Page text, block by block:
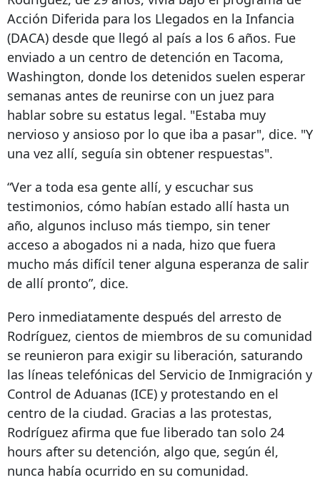
Acción Diferida para los Llegados en la Infancia
(DACA) desde que llegó al país a los 6 años. Fue
enviado a un centro de detención en Tacoma,
Washington, donde los detenidos suelen esperar
semanas antes de reunirse con un juez para
hablar sobre su estatus legal. "Estaba muy
nervioso y ansioso por lo que iba a pasar", dice. "Y
una vez allí, seguía sin obtener respuestas".
“Ver a toda esa gente allí, y escuchar sus
testimonios, cómo habían estado allí hasta un
año, algunos incluso más tiempo, sin tener
acceso a abogados ni a nada, hizo que fuera
mucho más difícil tener alguna esperanza de salir
de allí pronto”, dice.
Pero inmediatamente después del arresto de
Rodríguez, cientos de miembros de su comunidad
se reunieron para exigir su liberación, saturando
las líneas telefónicas del Servicio de Inmigración y
Control de Aduanas (ICE) y protestando en el
centro de la ciudad. Gracias a las protestas,
Rodríguez afirma que fue liberado tan solo 24
hours after su detención, algo que, según él,
nunca había ocurrido en su comunidad.